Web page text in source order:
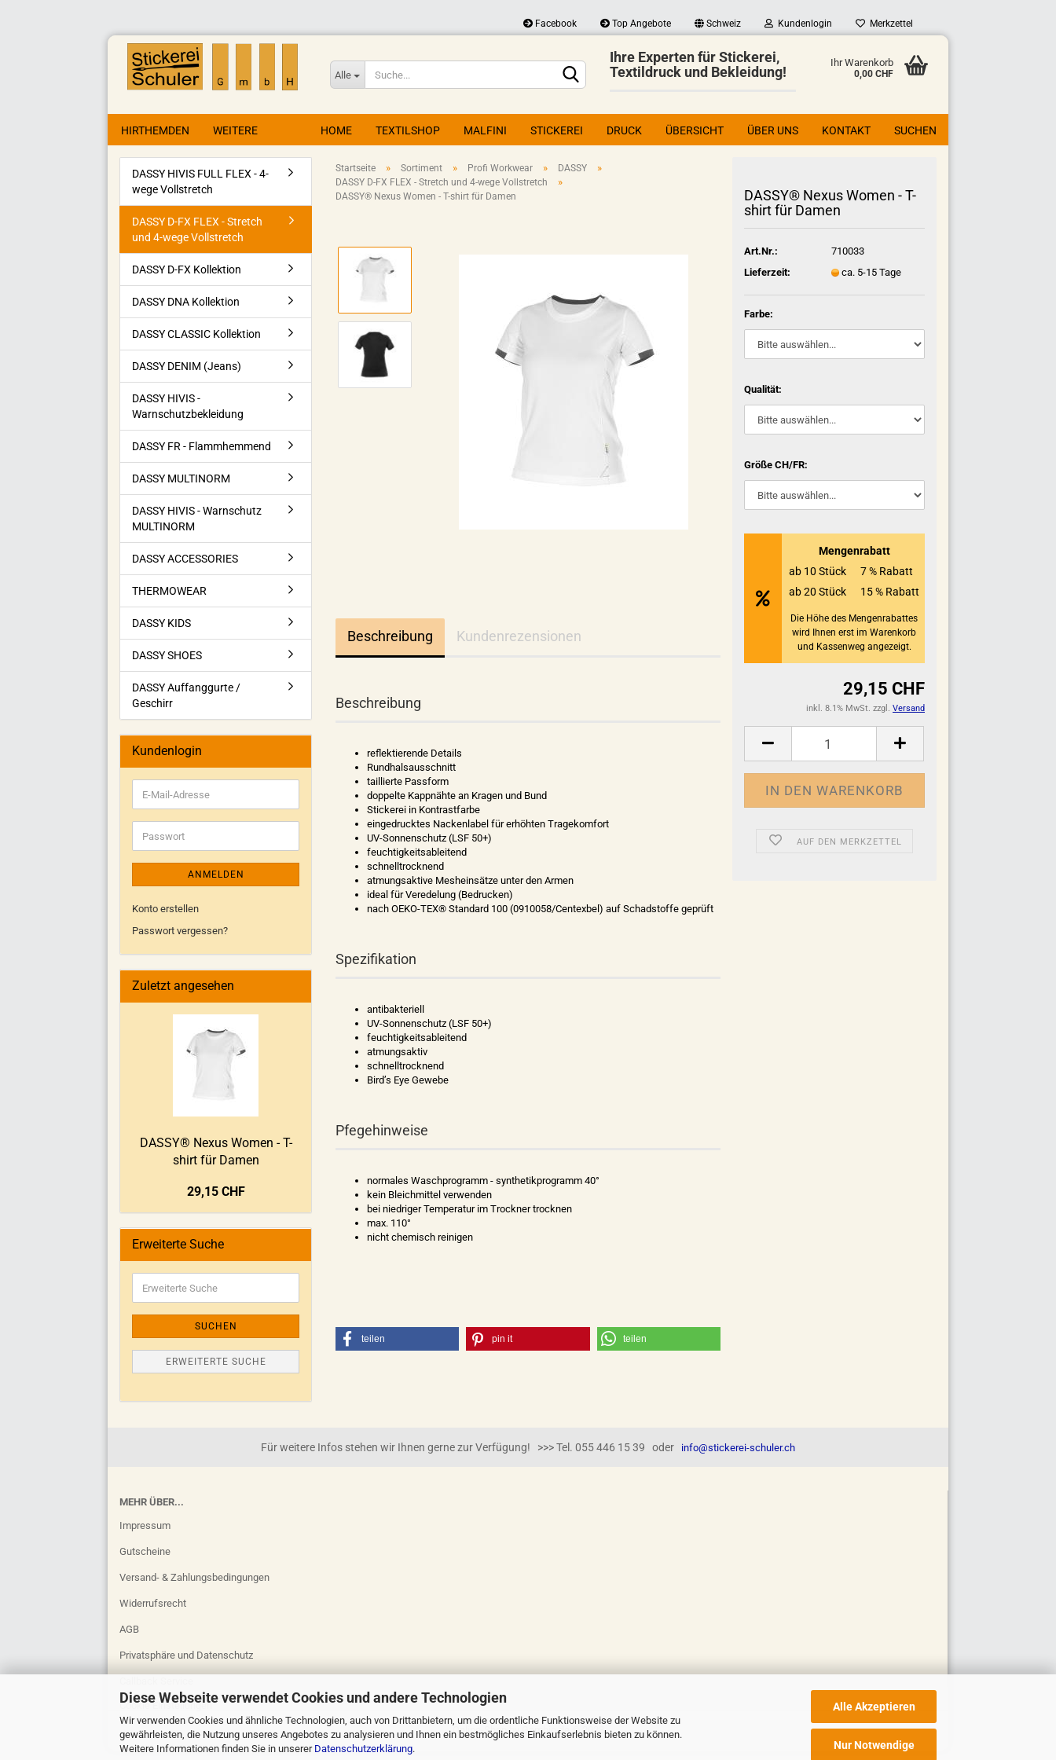
Diese Webseite verwendet Cookies und andere Technologien
Wir verwenden Cookies und ähnliche Technologien, auch von Drittanbietern, um die ordentliche Funktionsweise der Website zu
gewährleisten, die Nutzung unseres Angebotes zu analysieren und Ihnen ein bestmögliches Einkaufserlebnis bieten zu können.
Weitere Informationen finden Sie in unserer Datenschutzerklärung.
Alle Akzeptieren
Nur Notwendige
Facebook Top Angebote Schweiz
Lieferland
Kundenlogin Merkzettel
Alle
Ihre Experten für Stickerei,
Textildruck und Bekleidung!
Ihr Warenkorb
0,00 CHF
HIRTHEMDEN HOME TEXTILSHOP MALFINI STICKEREI DRUCK ÜBERSICHT ÜBER UNS KONTAKT SUCHEN
WEITERE
Startseite » Sortiment » Profi Workwear » DASSY »
DASSY D-FX FLEX - Stretch und 4-wege Vollstretch »
DASSY® Nexus Women - T-shirt für Damen
DASSY® Nexus Women - T-
shirt für Damen
Art.Nr.:
710033
Lieferzeit:
ca. 5-15 Tage
Farbe:
Qualität:
Größe CH/FR:
Mengenrabatt
ab 10 Stück
7 % Rabatt
ab 20 Stück
15 % Rabatt
Die Höhe des Mengenrabattes
wird Ihnen erst im Warenkorb
und Kassenweg angezeigt.
29,15 CHF
inkl. 8.1% MwSt. zzgl. Versand
AUF DEN MERKZETTEL
Beschreibung Kundenrezensionen
Beschreibung
reflektierende Details
Rundhalsausschnitt
taillierte Passform
doppelte Kappnähte an Kragen und Bund
Stickerei in Kontrastfarbe
eingedrucktes Nackenlabel für erhöhten Tragekomfort
UV-Sonnenschutz (LSF 50+)
feuchtigkeitsableitend
schnelltrocknend
atmungsaktive Mesheinsätze unter den Armen
ideal für Veredelung (Bedrucken)
nach OEKO-TEX® Standard 100 (0910058/Centexbel) auf Schadstoffe geprüft
Spezifikation
antibakteriell
UV-Sonnenschutz (LSF 50+)
feuchtigkeitsableitend
atmungsaktiv
schnelltrocknend
Bird’s Eye Gewebe
Pfegehinweise
normales Waschprogramm - synthetikprogramm 40°
kein Bleichmittel verwenden
bei niedriger Temperatur im Trockner trocknen
max. 110°
nicht chemisch reinigen
teilen pin it teilen
DASSY HIVIS FULL FLEX - 4-
wege Vollstretch
DASSY D-FX FLEX - Stretch
und 4-wege Vollstretch
DASSY D-FX Kollektion
DASSY DNA Kollektion
DASSY CLASSIC Kollektion
DASSY DENIM (Jeans)
DASSY HIVIS -
Warnschutzbekleidung
DASSY FR - Flammhemmend
DASSY MULTINORM
DASSY HIVIS - Warnschutz
MULTINORM
DASSY ACCESSORIES
THERMOWEAR
DASSY KIDS
DASSY SHOES
DASSY Auffanggurte /
Geschirr
Kundenlogin
ANMELDEN
Konto erstellen
Passwort vergessen?
Zuletzt angesehen
DASSY® Nexus Women - T-
shirt für Damen
29,15 CHF
Erweiterte Suche
SUCHEN
ERWEITERTE SUCHE
Für weitere Infos stehen wir Ihnen gerne zur Verfügung! >>> Tel. 055 446 15 39 oder info@stickerei-schuler.ch
MEHR ÜBER...
Impressum
Gutscheine
Versand- & Zahlungsbedingungen
Widerrufsrecht
AGB
Privatsphäre und Datenschutz
Cookie Einstellungen
Online-Shopby Gambio.de © 2023